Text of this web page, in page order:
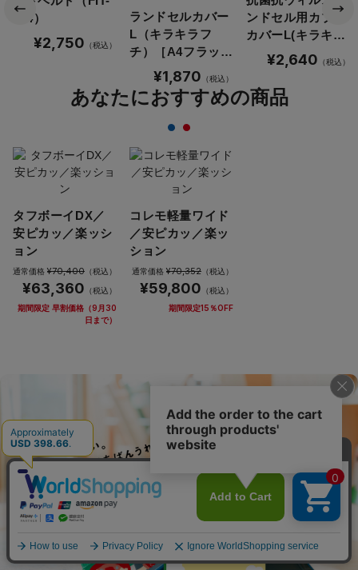
334）
¥2,750 （税込）
ランドセルカバー
L（キラキラフ
チ）［A4フラット
ファイルサイズ対
応］（FIT-320）
¥1,870 （税込）
ンドセル用カブセ
カバーL(キラキラ
フチ)（FIT-333）
¥2,640 （税込）
あなたにおすすめの商品
タフボーイDX／
安ピカッ／楽ッシ
ョン
通常価格 ¥70,400 （税込）
¥63,360 （税込）
期間限定 早割価格（9月30
日まで）
コレモ軽量ワイド
／安ピカッ／楽ッ
ション
通常価格 ¥70,352 （税込）
¥59,800 （税込）
期間限定15％OFF
アイテム比較
アイテムを全削除